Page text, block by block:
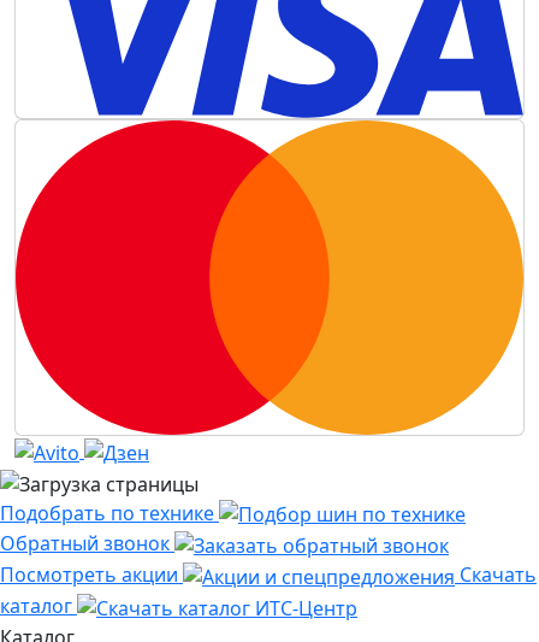
Подобрать по технике
Обратный звонок
Посмотреть акции
Скачать
каталог
Каталог